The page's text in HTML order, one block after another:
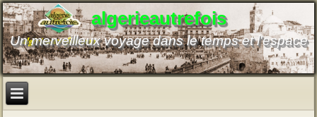
algerieautrefois
Un merveilleux voyage dans le temps et l'espace